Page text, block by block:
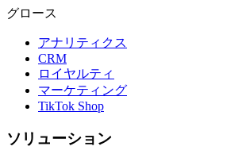
グロース
アナリティクス
CRM
ロイヤルティ
マーケティング
TikTok Shop
ソリューション